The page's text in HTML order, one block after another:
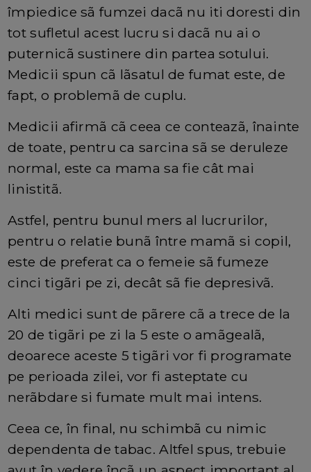
împiedice sã fumzei dacã nu iti doresti din
tot sufletul acest lucru si dacã nu ai o
puternicã sustinere din partea sotului.
Medicii spun cã lãsatul de fumat este, de
fapt, o problemã de cuplu.
Medicii afirmã cã ceea ce conteazã, înainte
de toate, pentru ca sarcina sã se deruleze
normal, este ca mama sa fie cât mai
linistitã.
Astfel, pentru bunul mers al lucrurilor,
pentru o relatie bunã între mamã si copil,
este de preferat ca o femeie sã fumeze
cinci tigãri pe zi, decât sã fie depresivã.
Alti medici sunt de pãrere cã a trece de la
20 de tigãri pe zi la 5 este o amãgealã,
deoarece aceste 5 tigãri vor fi programate
pe perioada zilei, vor fi asteptate cu
nerãbdare si fumate mult mai intens.
Ceea ce, în final, nu schimbã cu nimic
dependenta de tabac. Altfel spus, trebuie